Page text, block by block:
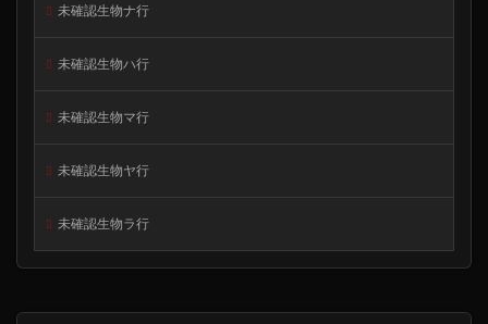
未確認生物ナ行
未確認生物ハ行
未確認生物マ行
未確認生物ヤ行
未確認生物ラ行